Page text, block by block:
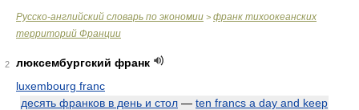
Русско-английский словарь по экономии > франк тихоокеанских
территорий Франции
2
люксембургский франк
luxembourg franc
десять франков в день и стол — ten francs a day and keep